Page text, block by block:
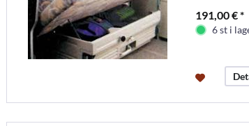
191,00 € *
6 st i